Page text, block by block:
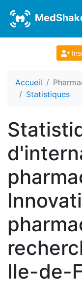
Accueil
Statistiques
Ile-de-